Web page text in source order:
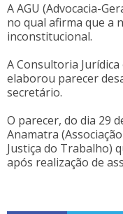
A AGU (Advocacia-
no qual afirma que a
inconstitucional.
A Consultoria
elaborou parecer
secretário.
O parecer, do dia 29
Anamatra
Justiça do Trabalho)
após realização de